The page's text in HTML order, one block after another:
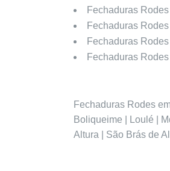
Fechaduras
Fechaduras
Fechaduras
Fechaduras
Fechaduras Rodes
Boliqueime | Loulé |
Altura | São Brás de